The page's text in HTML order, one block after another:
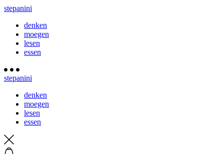
stepanini
denken
moegen
lesen
essen
stepanini
denken
moegen
lesen
essen